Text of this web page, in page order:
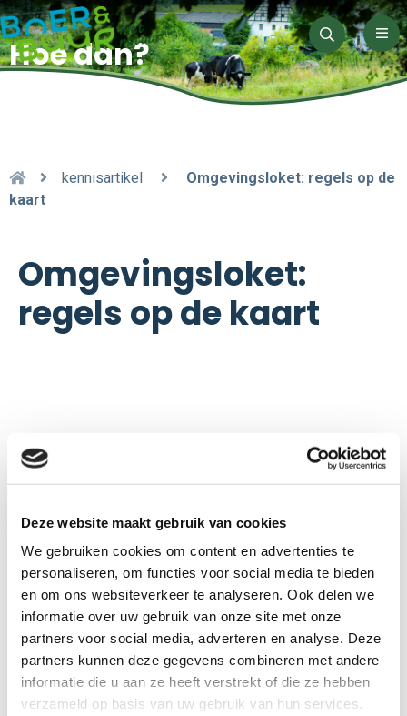
Deze website maakt gebruik van cookies
We gebruiken cookies om content en advertenties te
personaliseren, om functies voor social media te bieden
en om ons websiteverkeer te analyseren. Ook delen we
informatie over uw gebruik van onze site met onze
partners voor social media, adverteren en analyse. Deze
partners kunnen deze gegevens combineren met andere
informatie die u aan ze heeft verstrekt of die ze hebben
verzameld op basis van uw gebruik van hun services.
Zoeken
Hoe dan?
kennisartikel
Omgevingsloket: regels op de
kaart
Omgevingsloket:
regels op de kaart
Met de zoekmachine van het Omgevingsloket
kun je jouw postcode invoeren om eenvoudig
de relevante bestemmingsplannen, regels en
beleid te vinden die van toepassing zijn op
een specifieke locatie, evenals toekomstige